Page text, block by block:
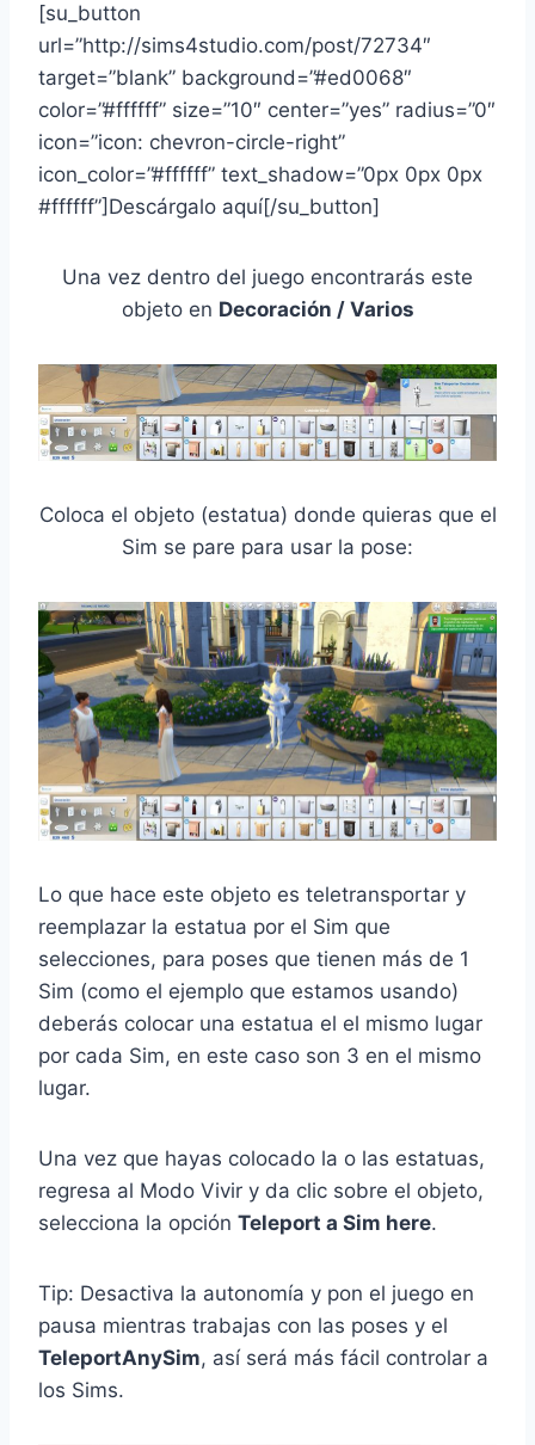
[su_button
url=”http://sims4studio.com/post/72734″
target=”blank” background=”#ed0068″
color=”#ffffff” size=”10″ center=”yes” radius=”0″
icon=”icon: chevron-circle-right”
icon_color=”#ffffff” text_shadow=”0px 0px 0px
#ffffff”]Descárgalo aquí[/su_button]
Una vez dentro del juego encontrarás este
objeto en Decoración / Varios
Coloca el objeto (estatua) donde quieras que el
Sim se pare para usar la pose:
Lo que hace este objeto es teletransportar y
reemplazar la estatua por el Sim que
selecciones, para poses que tienen más de 1
Sim (como el ejemplo que estamos usando)
deberás colocar una estatua el el mismo lugar
por cada Sim, en este caso son 3 en el mismo
lugar.
Una vez que hayas colocado la o las estatuas,
regresa al Modo Vivir y da clic sobre el objeto,
selecciona la opción Teleport a Sim here.
Tip: Desactiva la autonomía y pon el juego en
pausa mientras trabajas con las poses y el
TeleportAnySim, así será más fácil controlar a
los Sims.